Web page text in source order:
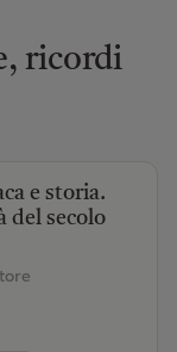
ricordi
e storia.
del secolo